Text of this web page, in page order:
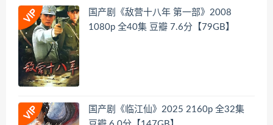
国产剧《敌营十八年 第一部》2008
1080p 全40集 豆瓣 7.6分【79GB】
国产剧《临江仙》2025 2160p 全32集